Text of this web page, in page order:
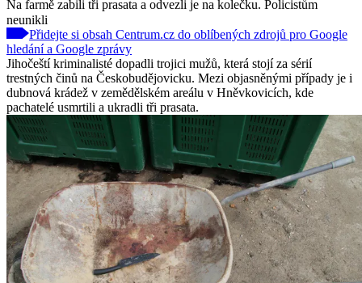
Na farmě zabili tři prasata a odvezli je na kolečku. Policistům
neunikli
Přidejte si obsah Centrum.cz do oblíbených zdrojů pro Google
hledání a Google zprávy
Jihočeští kriminalisté dopadli trojici mužů, která stojí za sérií
trestných činů na Českobudějovicku. Mezi objasněnými případy je i
dubnová krádež v zemědělském areálu v Hněvkovicích, kde
pachatelé usmrtili a ukradli tři prasata.